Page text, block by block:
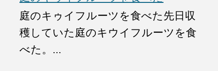
庭のキゥイフルーツを食べた先日収
穫していた庭のキウイフルーツを食
べた。...